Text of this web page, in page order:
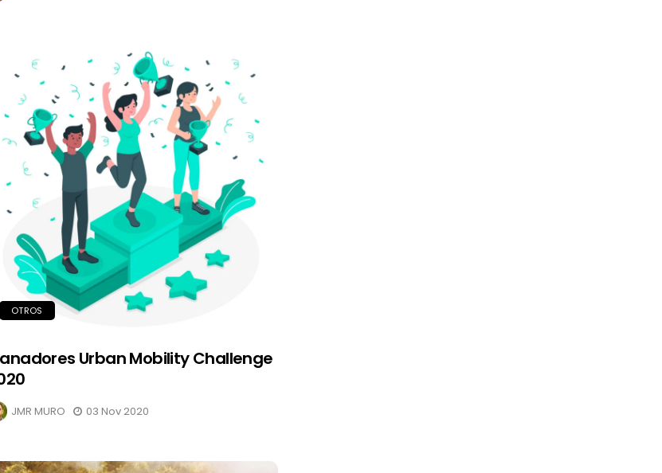
OTROS
Urban Mobility Challenge
JMR MURO 03 Nov 2020